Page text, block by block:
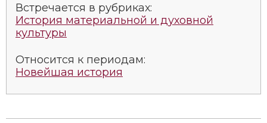
Южная Америка
Встречается в рубриках:
История материальной и духовной
культуры
Относится к периодам:
Новейшая история